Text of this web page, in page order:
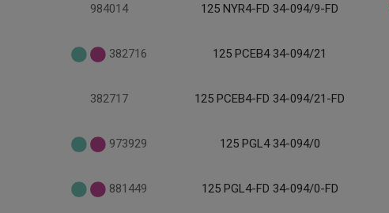
984014 125 NYR4-FD 34-094/9-FD
382716 125 PCEB4 34-094/21
382717 125 PCEB4-FD 34-094/21-FD
973929 125 PGL4 34-094/0
881449 125 PGL4-FD 34-094/0-FD